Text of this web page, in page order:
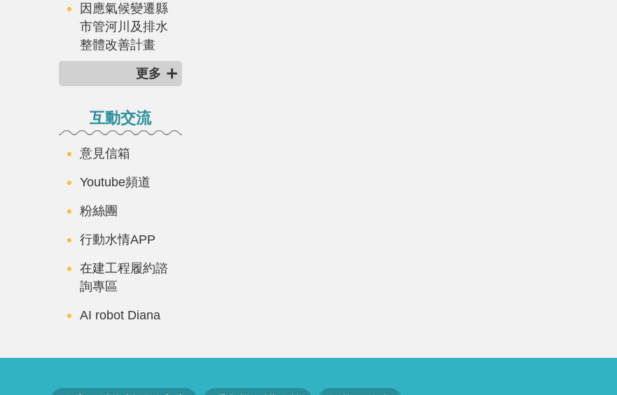
因應氣候變遷縣
市管河川及排水
整體改善計畫
更多
互動交流
意見信箱
Youtube頻道
粉絲團
行動水情APP
在建工程履約諮
詢專區
AI robot Diana